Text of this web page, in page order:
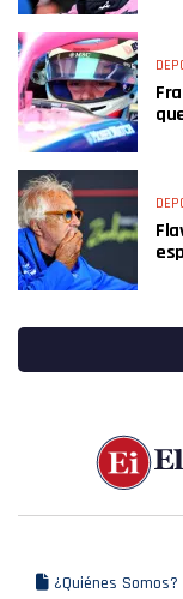
¿Quiénes Somos?